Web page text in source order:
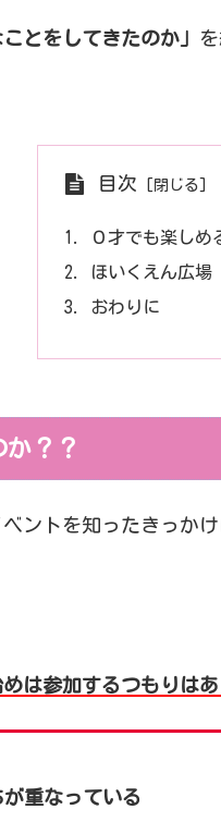
ことをしてきたのか」
目次
０才でも楽しめ
ほいくえん広場
おわりに
か？？
ベントを知ったきっか
めは参加するつもりはあ
重なっている